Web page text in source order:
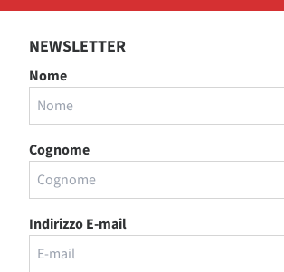
NEWSLETTER
Nome
Cognome
Indirizzo E-mail